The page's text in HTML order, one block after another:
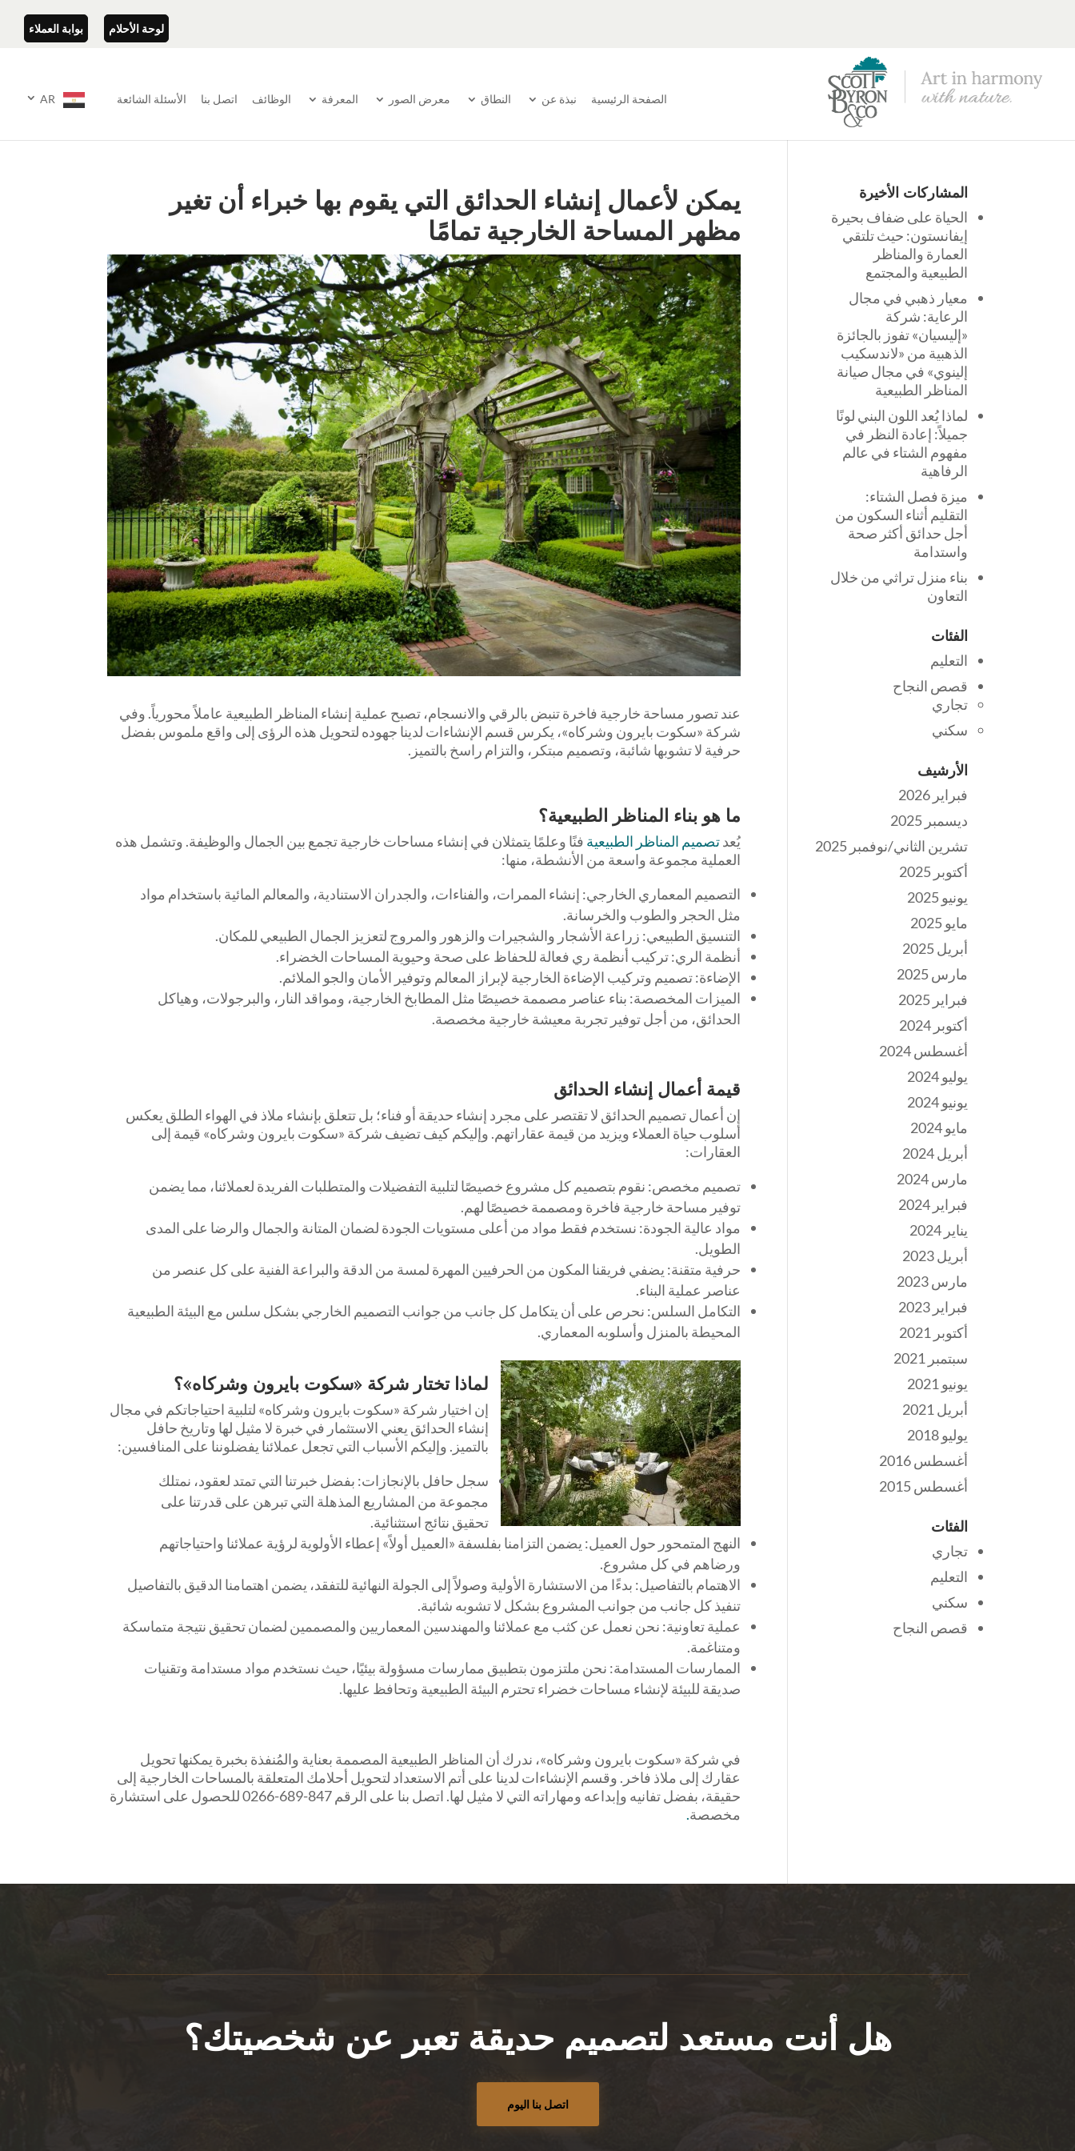
لوحة الأحلام بوابة العملاء
الصفحة الرئيسية نبذة عن النطاق معرض الصور المعرفة الوظائف اتصل بنا الأسئلة الشائعة AR
يمكن لأعمال إنشاء الحدائق التي يقوم بها خبراء أن تغير
مظهر المساحة الخارجية تمامًا
عند تصور مساحة خارجية فاخرة تنبض بالرقي والانسجام، تصبح عملية إنشاء المناظر الطبيعية عاملاً محورياً. وفي
شركة «سكوت بايرون وشركاه»، يكرس قسم الإنشاءات لدينا جهوده لتحويل هذه الرؤى إلى واقع ملموس بفضل
حرفية لا تشوبها شائبة، وتصميم مبتكر، والتزام راسخ بالتميز.
ما هو بناء المناظر الطبيعية؟
يُعدتصميم المناظر الطبيعية فنًا وعلمًا يتمثلان في إنشاء مساحات خارجية تجمع بين الجمال والوظيفة. وتشمل هذه
العملية مجموعة واسعة من الأنشطة، منها:
التصميم المعماري الخارجي: إنشاء الممرات، والفناءات، والجدران الاستنادية، والمعالم المائية باستخدام مواد
مثل الحجر والطوب والخرسانة.
التنسيق الطبيعي: زراعة الأشجار والشجيرات والزهور والمروج لتعزيز الجمال الطبيعي للمكان.
أنظمة الري: تركيب أنظمة ري فعالة للحفاظ على صحة وحيوية المساحات الخضراء.
الإضاءة: تصميم وتركيب الإضاءة الخارجية لإبراز المعالم وتوفير الأمان والجو الملائم.
الميزات المخصصة: بناء عناصر مصممة خصيصًا مثل المطابخ الخارجية، ومواقد النار، والبرجولات، وهياكل
الحدائق، من أجل توفير تجربة معيشة خارجية مخصصة.
قيمة أعمال إنشاء الحدائق
إن أعمال تصميم الحدائق لا تقتصر على مجرد إنشاء حديقة أو فناء؛ بل تتعلق بإنشاء ملاذ في الهواء الطلق يعكس
أسلوب حياة العملاء ويزيد من قيمة عقاراتهم. وإليكم كيف تضيف شركة «سكوت بايرون وشركاه» قيمة إلى
العقارات:
تصميم مخصص: نقوم بتصميم كل مشروع خصيصًا لتلبية التفضيلات والمتطلبات الفريدة لعملائنا، مما يضمن
توفير مساحة خارجية فاخرة ومصممة خصيصًا لهم.
مواد عالية الجودة: نستخدم فقط مواد من أعلى مستويات الجودة لضمان المتانة والجمال والرضا على المدى
الطويل.
حرفية متقنة: يضفي فريقنا المكون من الحرفيين المهرة لمسة من الدقة والبراعة الفنية على كل عنصر من
عناصر عملية البناء.
التكامل السلس: نحرص على أن يتكامل كل جانب من جوانب التصميم الخارجي بشكل سلس مع البيئة الطبيعية
المحيطة بالمنزل وأسلوبه المعماري.
لماذا تختار شركة «سكوت بايرون وشركاه»؟
إن اختيار شركة «سكوت بايرون وشركاه» لتلبية احتياجاتكم في مجال
إنشاء الحدائق يعني الاستثمار في خبرة لا مثيل لها وتاريخ حافل
بالتميز. وإليكم الأسباب التي تجعل عملائنا يفضلوننا على المنافسين:
سجل حافل بالإنجازات: بفضل خبرتنا التي تمتد لعقود، نمتلك
مجموعة من المشاريع المذهلة التي تبرهن على قدرتنا على
تحقيق نتائج استثنائية.
النهج المتمحور حول العميل: يضمن التزامنا بفلسفة «العميل أولاً» إعطاء الأولوية لرؤية عملائنا واحتياجاتهم
ورضاهم في كل مشروع.
الاهتمام بالتفاصيل: بدءًا من الاستشارة الأولية وصولاً إلى الجولة النهائية للتفقد، يضمن اهتمامنا الدقيق بالتفاصيل
تنفيذ كل جانب من جوانب المشروع بشكل لا تشوبه شائبة.
عملية تعاونية: نحن نعمل عن كثب مع عملائنا والمهندسين المعماريين والمصممين لضمان تحقيق نتيجة متماسكة
ومتناغمة.
الممارسات المستدامة: نحن ملتزمون بتطبيق ممارسات مسؤولة بيئيًا، حيث نستخدم مواد مستدامة وتقنيات
صديقة للبيئة لإنشاء مساحات خضراء تحترم البيئة الطبيعية وتحافظ عليها.
في شركة «سكوت بايرون وشركاه»، ندرك أن المناظر الطبيعية المصممة بعناية والمُنفذة بخبرة يمكنها تحويل
عقارك إلى ملاذ فاخر. وقسم الإنشاءات لدينا على أتم الاستعداد لتحويل أحلامك المتعلقة بالمساحات الخارجية إلى
حقيقة، بفضل تفانيه وإبداعه ومهاراته التي لا مثيل لها. اتصل بنا على الرقم 847-689-0266 للحصول على استشارة
مخصصة.
المشاركات الأخيرة
الحياة على ضفاف بحيرة
إيفانستون: حيث تلتقي
العمارة والمناظر
الطبيعية والمجتمع
معيار ذهبي في مجال
الرعاية: شركة
«إليسيان» تفوز بالجائزة
الذهبية من «لاندسكيب
إلينوي» في مجال صيانة
المناظر الطبيعية
لماذا يُعد اللون البني لونًا
جميلاً: إعادة النظر في
مفهوم الشتاء في عالم
الرفاهية
ميزة فصل الشتاء:
التقليم أثناء السكون من
أجل حدائق أكثر صحة
واستدامة
بناء منزل تراثي من خلال
التعاون
الفئات
التعليم
قصص النجاح
تجاري
سكني
الأرشيف
فبراير 2026
ديسمبر 2025
تشرين الثاني/نوفمبر 2025
أكتوبر 2025
يونيو 2025
مايو 2025
أبريل 2025
مارس 2025
فبراير 2025
أكتوبر 2024
أغسطس 2024
يوليو 2024
يونيو 2024
مايو 2024
أبريل 2024
مارس 2024
فبراير 2024
يناير 2024
أبريل 2023
مارس 2023
فبراير 2023
أكتوبر 2021
سبتمبر 2021
يونيو 2021
أبريل 2021
يوليو 2018
أغسطس 2016
أغسطس 2015
الفئات
تجاري
التعليم
سكني
قصص النجاح
هل أنت مستعد لتصميم حديقة تعبر عن شخصيتك؟
اتصل بنا اليوم